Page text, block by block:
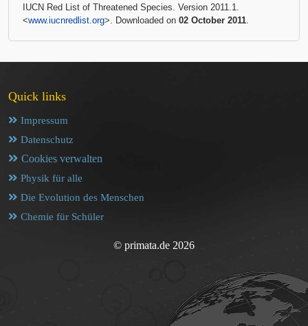
IUCN Red List of Threatened Species. Version 2011.1.
<www.iucnredlist.org>. Downloaded on 02 October 2011.
Quick links
Impressum
Datenschutz
Cookies verwalten
Physik für alle
Die Evolution des Menschen
Chemie für Schüler
© primata.de 2026